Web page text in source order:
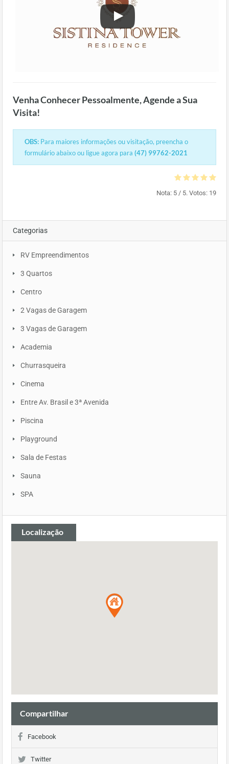
Venha Conhecer Pessoalmente, Agende a Sua
Visita!
OBS: Para maiores informações ou visitação, preencha o
formulário abaixo ou ligue agora para (47) 99762-2021
Nota: 5 / 5. Votos: 19
Categorias
RV Empreendimentos
3 Quartos
Centro
2 Vagas de Garagem
3 Vagas de Garagem
Academia
Churrasqueira
Cinema
Entre Av. Brasil e 3ª Avenida
Piscina
Playground
Sala de Festas
Sauna
SPA
Localização
Compartilhar
Facebook
Twitter